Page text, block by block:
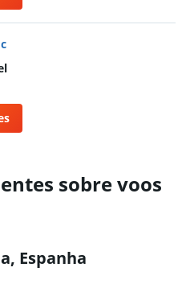
sobre voos
Espanha